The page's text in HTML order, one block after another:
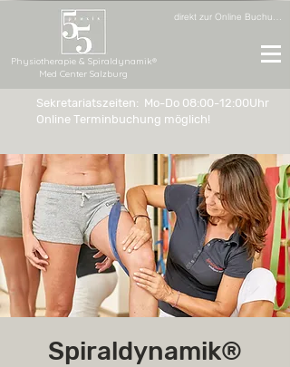
direkt zur Online Buchung
Physiotherapie & Spiraldynamik®
Med Center Salzburg
Sekretariatszeiten: Mo-Do 08:00-12:00Uhr
Online Terminbuchung möglich!
Spiraldynamik®